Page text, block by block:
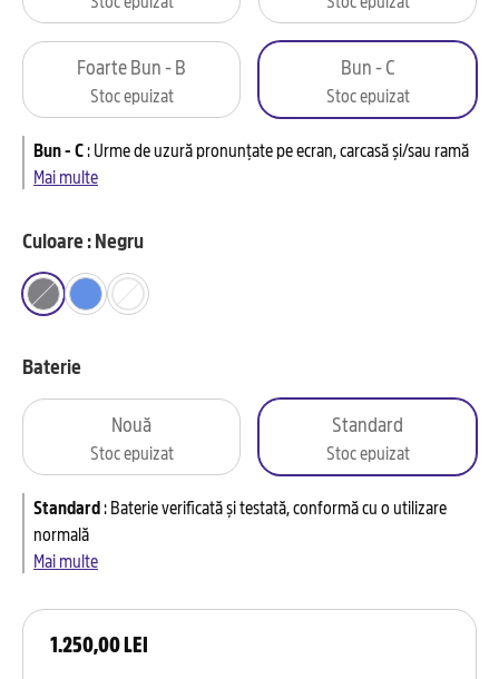
1.250,00 LEI
Foarte Bun - B
Stoc epuizat
Bun - C
Stoc epuizat
Bun - C:Urme de uzură pronunțate pe ecran, carcasă și/sau ramă
Mai multe
Culoare : Negru
Baterie
Nouă
Stoc epuizat
Standard
Stoc epuizat
Standard:Baterie verificată și testată, conformă cu o utilizare
normală
Mai multe